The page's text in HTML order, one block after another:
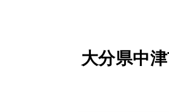
大分県中